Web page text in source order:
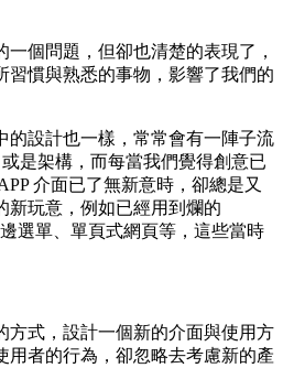
個問題，但卻也清楚的表現了，
習慣與熟悉的事物，影響了我們的
的設計也一樣，常常會有一陣子流
是架構，而每當我們覺得創意已
介面已了無新意時，卻總是又
新玩意，例如已經用到爛的
選單、單頁式網頁等，這些當時
方式，設計一個新的介面與使用方
用者的行為，卻忽略去考慮新的產